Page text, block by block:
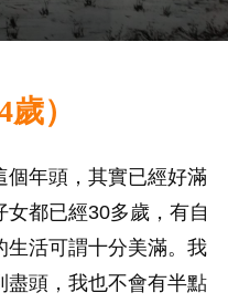
）
個年頭，其實已經好滿
都已經30多歲，有自
生活可謂十分美滿。我
盡頭，我也不會有半點